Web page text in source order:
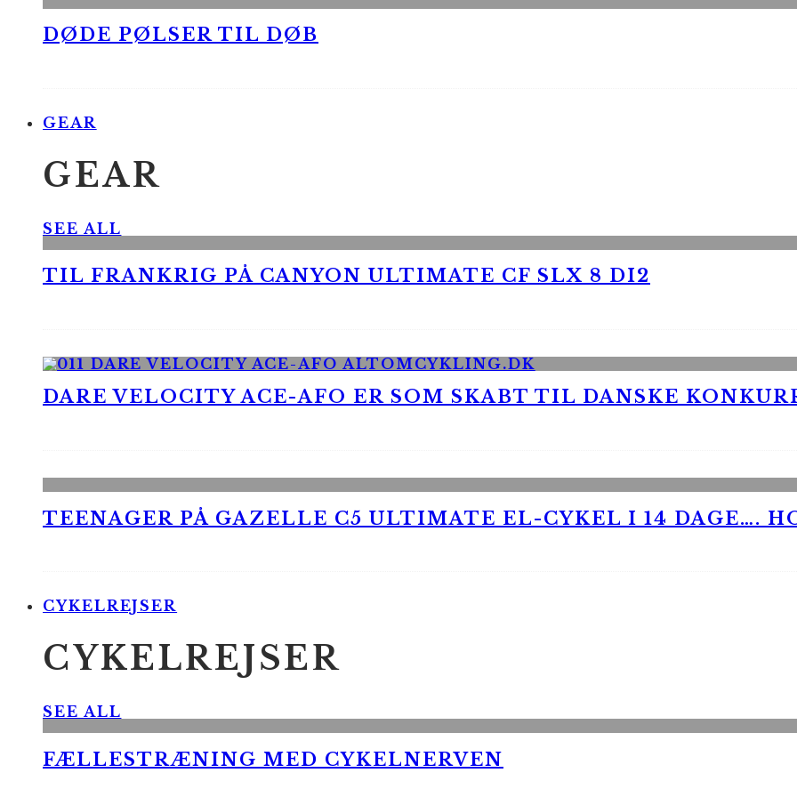
DØDE PØLSER TIL DØB
GEAR
GEAR
SEE ALL
TIL FRANKRIG PÅ CANYON ULTIMATE CF SLX 8 DI2
DARE VELOCITY ACE-AFO ER SOM SKABT TIL DANSKE
TEENAGER PÅ GAZELLE C5 ULTIMATE EL-CYKEL I 14 DAGE….
CYKELREJSER
CYKELREJSER
SEE ALL
FÆLLESTRÆNING MED CYKELNERVEN